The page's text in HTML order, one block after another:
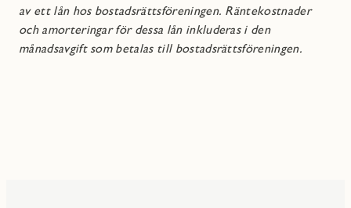
av ett lån hos bostadsrättsföreningen. Räntekostnader
och amorteringar för dessa lån inkluderas i den
månadsavgift som betalas till bostadsrättsföreningen.